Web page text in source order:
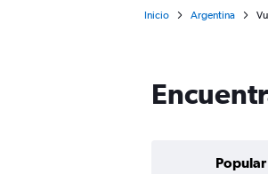
Inicio Argentina
Popular